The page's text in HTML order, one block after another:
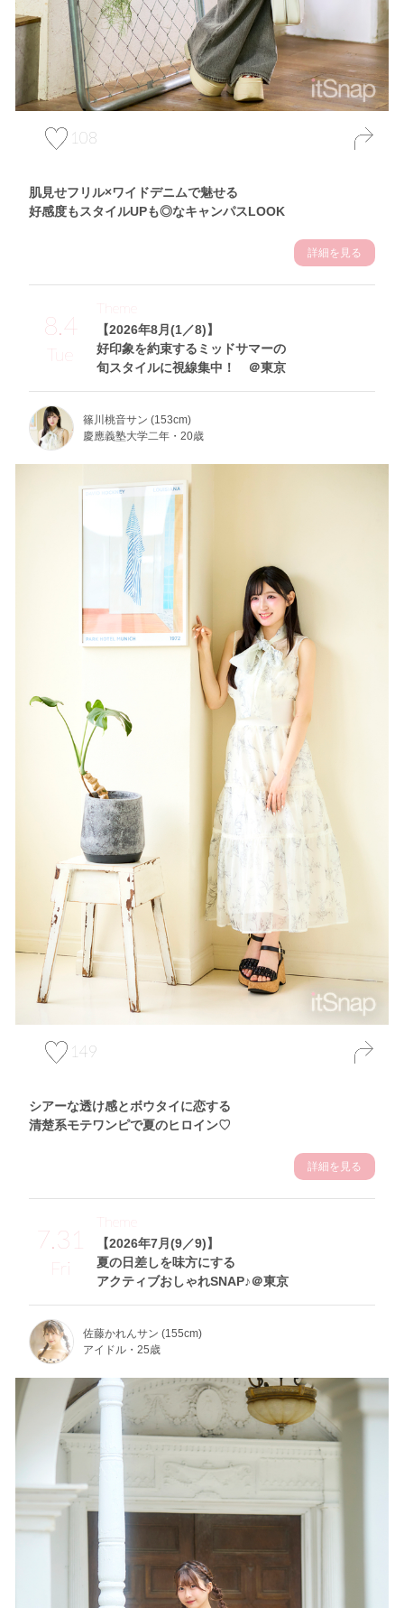
108
肌見せフリル×ワイドデニムで魅せる
好感度もスタイルUPも◎なキャンパスLOOK
詳細を見る
8.4
Tue
【2026年8月(1／8)】
好印象を約束するミッドサマーの
旬スタイルに視線集中！ ＠東京
Theme
篠川桃音サン (153cm)
慶應義塾大学二年・20歳
149
シアーな透け感とボウタイに恋する
清楚系モテワンピで夏のヒロイン♡
詳細を見る
7.31
Fri
【2026年7月(9／9)】
夏の日差しを味方にする
アクティブおしゃれSNAP♪＠東京
Theme
佐藤かれんサン (155cm)
アイドル・25歳